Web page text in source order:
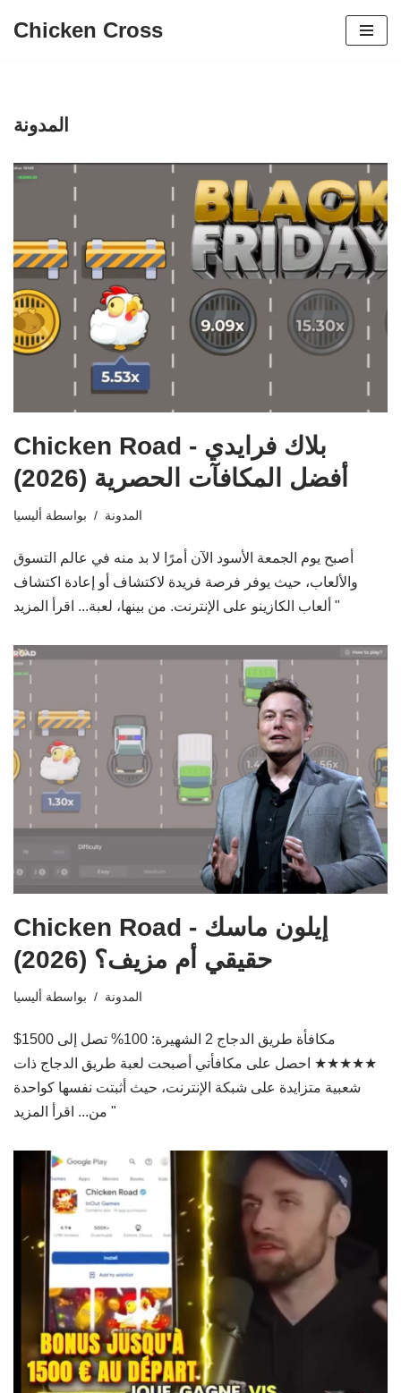
Chicken Cross
المدونة
Chicken Road بلاك فرايدي -
أفضل المكافآت الحصرية (2026)
بواسطة أليسيا المدونة
أصبح يوم الجمعة الأسود الآن أمرًا لا بد منه في عالم التسوق
والألعاب، حيث يوفر فرصة فريدة لاكتشاف أو إعادة اكتشاف
ألعاب الكازينو على الإنترنت. من بينها، لعبة... اقرأ المزيد "
Chicken Road إيلون ماسك -
حقيقي أم مزيف؟ (2026)
بواسطة أليسيا المدونة
مكافأة طريق الدجاج 2 الشهيرة: 100% تصل إلى 1500$
★★★★★ احصل على مكافأتي أصبحت لعبة طريق الدجاج ذات
شعبية متزايدة على شبكة الإنترنت، حيث أثبتت نفسها كواحدة
من... اقرأ المزيد "